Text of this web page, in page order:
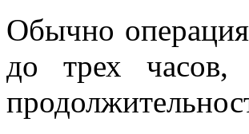
Обычно
до трех